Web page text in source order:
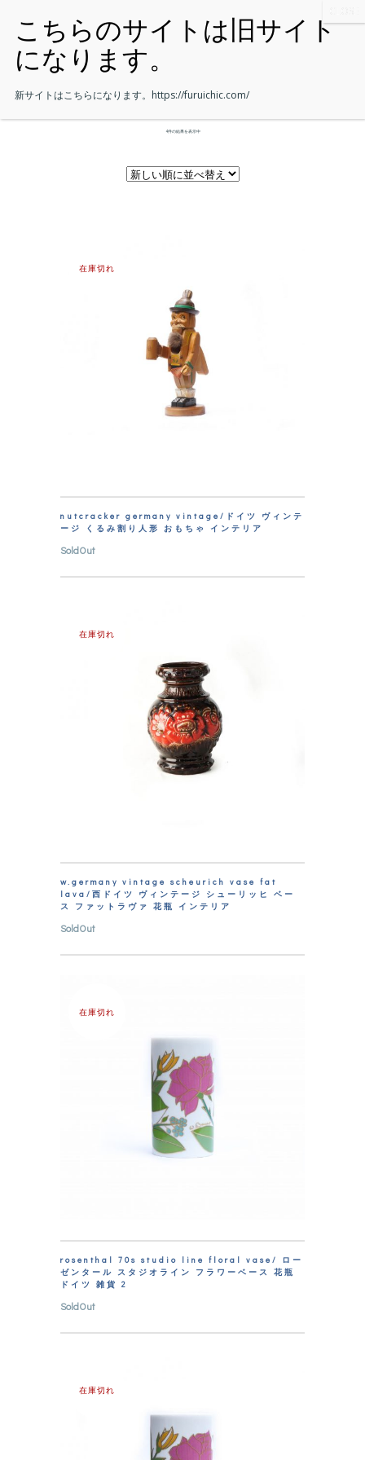
4件の結果を表示中
在庫切れ
nutcracker germany vintage/ドイツ ヴィンテ
ージ くるみ割り人形 おもちゃ インテリア
SoldOut
在庫切れ
w.germany vintage scheurich vase fat
lava/西ドイツ ヴィンテージ シューリッヒ ベー
ス ファットラヴァ 花瓶 インテリア
SoldOut
在庫切れ
rosenthal 70s studio line floral vase/ ロー
ゼンタール スタジオライン フラワーベース 花瓶
ドイツ 雑貨 2
SoldOut
在庫切れ
新サイトはこちらになります。 https://furuichic.com/